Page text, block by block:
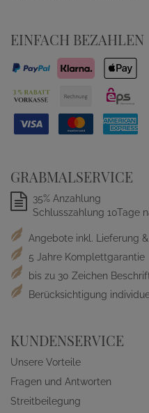
EINFACH BEZAHLEN
GRABMALSERVICE
35% Anzahlung
Schlusszahlung 10Tage
Angebote inkl. Lieferung
5 Jahre Komplettgarantie
bis zu 30 Zeichen
Berücksichtigung
KUNDENSERVICE
Unsere Vorteile
Fragen und Antworten
Streitbeilegung